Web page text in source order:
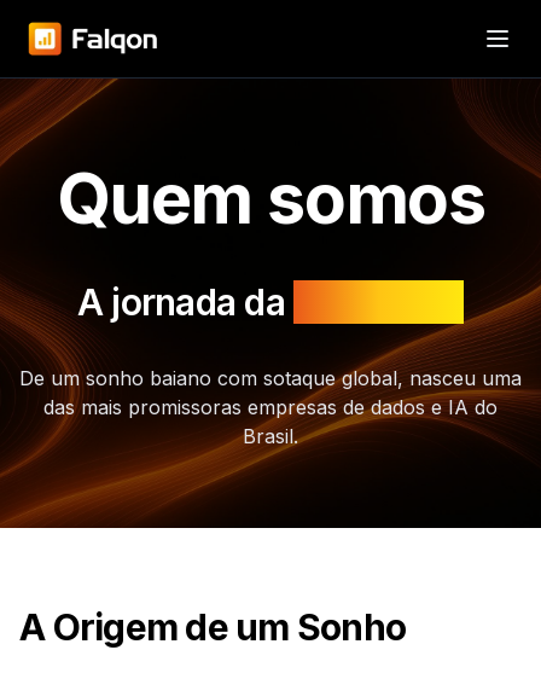
Quem somos
A jornada da
De um sonho baiano com sotaque global, nasceu uma
das mais promissoras empresas de dados e IA do
Brasil.
A Origem de um Sonho